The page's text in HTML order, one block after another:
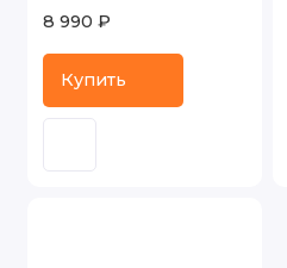
8 990 ₽
Купить